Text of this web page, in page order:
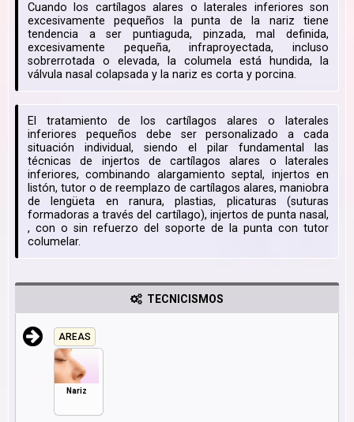
Cuando los cartílagos alares o laterales inferiores son
excesivamente pequeños la punta de la nariz tiene
tendencia a ser puntiaguda, pinzada, mal definida,
excesivamente pequeña, infraproyectada, incluso
sobrerrotada o elevada, la columela está hundida, la
válvula nasal colapsada y la nariz es corta y porcina.
El tratamiento de los cartílagos alares o laterales
inferiores pequeños debe ser personalizado a cada
situación individual, siendo el pilar fundamental las
técnicas de injertos de cartílagos alares o laterales
inferiores, combinando alargamiento septal, injertos en
listón, tutor o de reemplazo de cartílagos alares, maniobra
de lengüeta en ranura, plastias, plicaturas (suturas
formadoras a través del cartílago), injertos de punta nasal,
, con o sin refuerzo del soporte de la punta con tutor
columelar.
TECNICISMOS
AREAS
Nariz